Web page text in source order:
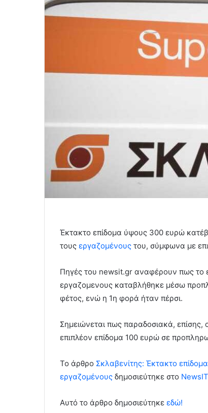
Έκτακτο επίδομα ύψους 300 ευρώ
τους εργαζομένους του, σύμφωνα με
Πηγές του newsit.gr αναφέρουν πως το
εργαζομενους καταβλήθηκε μέσω
φέτος, ενώ η 1η φορά ήταν πέρσι.
Σημειώνεται πως παραδοσιακά, επίσης,
επιπλέον επίδομα 100 ευρώ σε
To άρθρο Σκλαβενίτης: Έκτακτο
εργαζομένους δημοσιεύτηκε στο NewsIT
Αυτό το άρθρο δημοσιεύτηκε εδώ!